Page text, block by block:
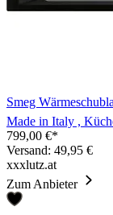
Smeg
Made in Italy ,
799,00 €*
Versand: 49,95 €
xxxlutz.at
Zum Anbieter